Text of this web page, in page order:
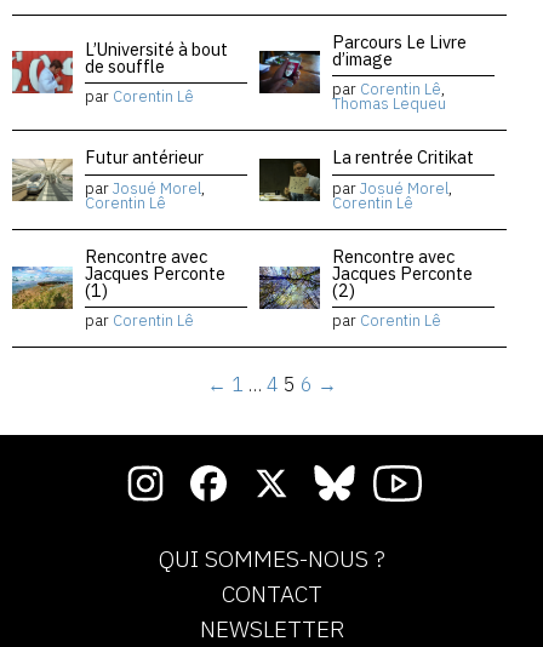
L’Université à bout
de souffle
par Corentin Lê
Parcours Le Livre
d’image
par Corentin Lê,
Thomas Lequeu
Futur antérieur
parJosué Morel,
Corentin Lê
La rentrée Critikat
parJosué Morel,
Corentin Lê
Rencontre avec
Jacques Perconte
(1)
par Corentin Lê
Rencontre avec
Jacques Perconte
(2)
par Corentin Lê
← 1 … 4 5 6 →
QUI SOMMES-NOUS ?
CONTACT
NEWSLETTER